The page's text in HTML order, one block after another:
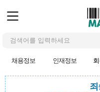
채용정보 인재정보
죄